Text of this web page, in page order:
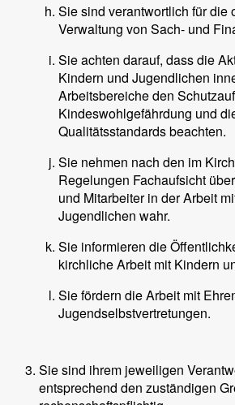
Sie sind verantwortlich für die
Verwaltung von Sach- und
Sie achten darauf, dass die
Kindern und Jugendlichen
Arbeitsbereiche den
Kindeswohlgefährdung und
Qualitätsstandards beachten.
Sie nehmen nach den im
Regelungen Fachaufsicht
und Mitarbeiter in der Arbeit
Jugendlichen wahr.
Sie informieren die
kirchliche Arbeit mit Kindern
Sie fördern die Arbeit mit
Jugendselbstvertretungen.
Sie sind ihrem jeweiligen
entsprechend den zuständigen